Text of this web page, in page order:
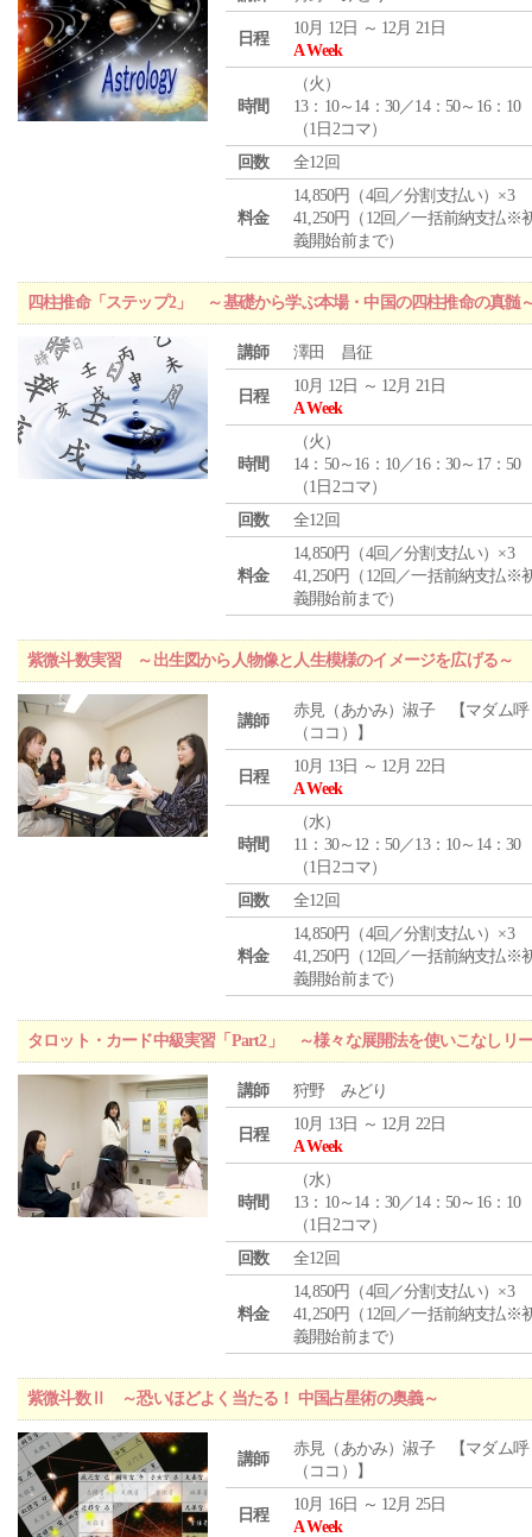
日程
10月 12日 ～ 12月 21日
A Week
時間
（火 ）
13：10～14：30／14：50～16：10
（1日2コマ）
回数
全12回
料金
14,850円（4回／分割支払い）×3
41,250円（12回／一括前納支払※
義開始前まで）
四柱推命「ステップ2」 ～基礎から学ぶ本場・中国の四柱推命の真髄
講師 澤田 昌征
日程
10月 12日 ～ 12月 21日
A Week
時間
（火 ）
14：50～16：10／16：30～17：50
（1日2コマ）
回数
全12回
料金
14,850円（4回／分割支払い）×3
41,250円（12回／一括前納支払※
義開始前まで）
紫微斗数実習 ～出生図から人物像と人生模様のイメージを広げる～
講師
赤見（あかみ）淑子 【マダム呼
（ココ）】
日程
10月 13日 ～ 12月 22日
A Week
時間
（水）
11：30～12：50／13：10～14：30
（1日2コマ）
回数
全12回
料金
14,850円（4回／分割支払い）×3
41,250円（12回／一括前納支払※
義開始前まで）
タロット・カード中級実習「Part2」 ～様々な展開法を使いこなしリ
講師 狩野 みどり
日程
10月 13日 ～ 12月 22日
A Week
時間
（水）
13：10～14：30／14：50～16：10
（1日2コマ）
回数
全12回
料金
14,850円（4回／分割支払い）×3
41,250円（12回／一括前納支払※
義開始前まで）
紫微斗数Ⅱ ～恐いほどよく当たる！ 中国占星術の奥義～
講師
赤見（あかみ）淑子 【マダム呼
（ココ）】
日程
10月 16日 ～ 12月 25日
A Week